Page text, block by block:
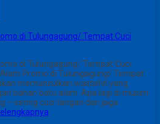
di Tulungagung/ Tempat Cuci
di Tulungagung/ Tempat Cuci
Promo di Tulungagung/ Tempat
memunculkan wastafel yang
bahan batu alam. Apa lagi di musim
– sering cuci tangan dan jaga